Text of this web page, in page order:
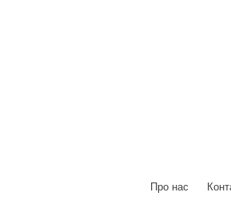
Про нас